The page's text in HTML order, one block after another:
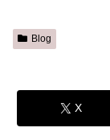
Blog
X